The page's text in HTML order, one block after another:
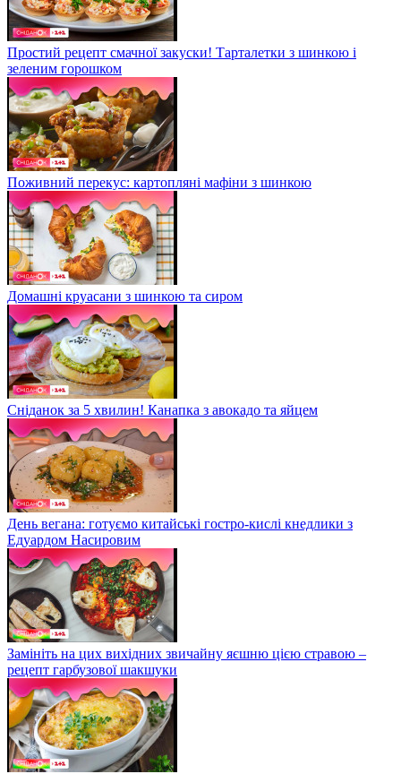
Простий рецепт смачної закуски! Тарталетки з шинкою і
зеленим горошком
Поживний перекус: картопляні мафіни з шинкою
Домашні круасани з шинкою та сиром
Сніданок за 5 хвилин! Канапка з авокадо та яйцем
День вегана: готуємо китайські гостро-кислі кнедлики з
Едуардом Насировим
Замініть на цих вихідних звичайну яєшню цією стравою –
рецепт гарбузової шакшуки